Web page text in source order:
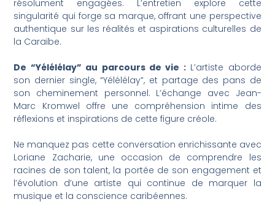
résolument engagées. L’entretien explore cette
singularité qui forge sa marque, offrant une perspective
authentique sur les réalités et aspirations culturelles de
la Caraïbe.
De “Yélélélay” au parcours de vie :L’artiste aborde
son dernier single, “Yélélélay”, et partage des pans de
son cheminement personnel. L’échange avec Jean-
Marc Kromwel offre une compréhension intime des
réflexions et inspirations de cette figure créole.
Ne manquez pas cette conversation enrichissante avec
Loriane Zacharie, une occasion de comprendre les
racines de son talent, la portée de son engagement et
l’évolution d’une artiste qui continue de marquer la
musique et la conscience caribéennes.